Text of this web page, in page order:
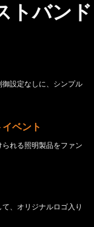
トバンド
設定なしに、シンプル
ベント
れる照明製品をファン
、オリジナルロゴ入り